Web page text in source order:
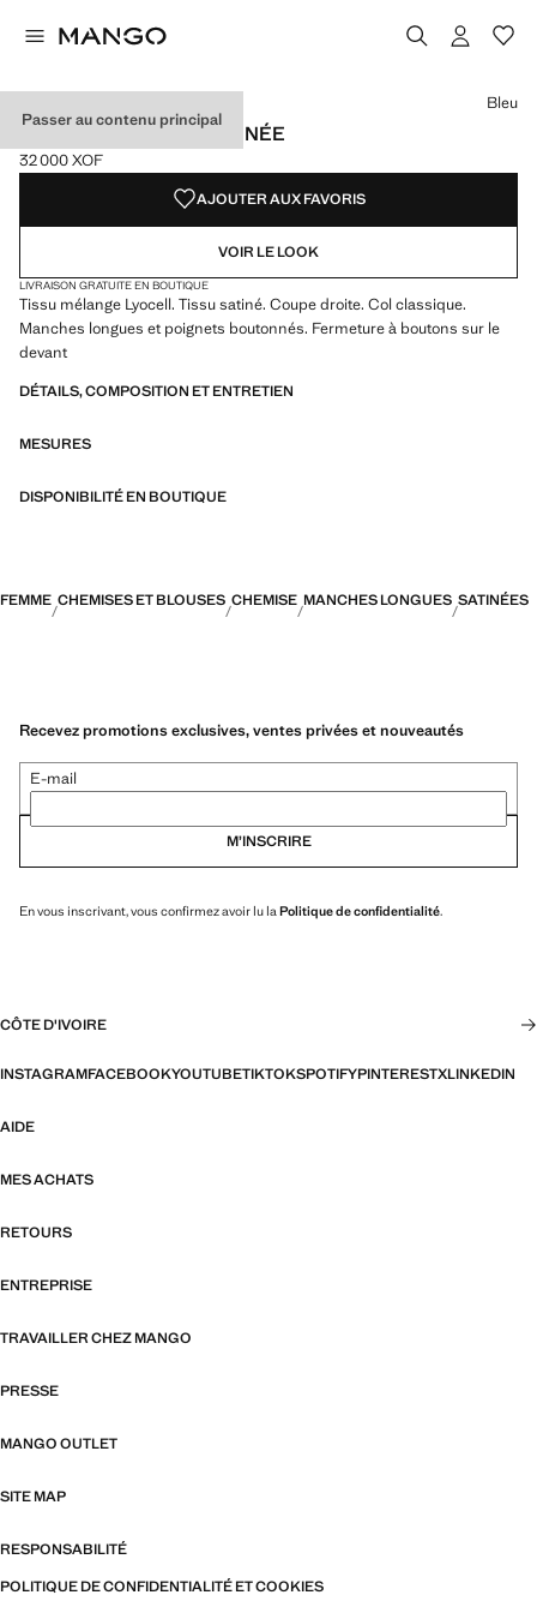
Passer au contenu principal
CHEMISE LYOCELL SATINÉE
Prix actuel [32 000 XOF ]
32 000 XOF
Choisissez une couleur
Bleu
AJOUTER AUX FAVORIS
VOIR LE LOOK
LIVRAISON GRATUITE EN BOUTIQUE
Tissu mélange Lyocell. Tissu satiné. Coupe droite. Col classique.
Manches longues et poignets boutonnés. Fermeture à boutons sur le
devant
DÉTAILS, COMPOSITION ET ENTRETIEN
MESURES
DISPONIBILITÉ EN BOUTIQUE
FEMME CHEMISES ET BLOUSES CHEMISE MANCHES LONGUES SATINÉES
Recevez promotions exclusives, ventes privées et nouveautés
E-mail
M’INSCRIRE
En vous inscrivant, vous confirmez avoir lu la Politique de confidentialité.
CÔTE D'IVOIRE
INSTAGRAMFACEBOOKYOUTUBETIKTOKSPOTIFYPINTERESTXLINKEDIN
AIDE
MES ACHATS
RETOURS
ENTREPRISE
TRAVAILLER CHEZ MANGO
PRESSE
MANGO OUTLET
SITE MAP
RESPONSABILITÉ
POLITIQUE DE CONFIDENTIALITÉ ET COOKIES